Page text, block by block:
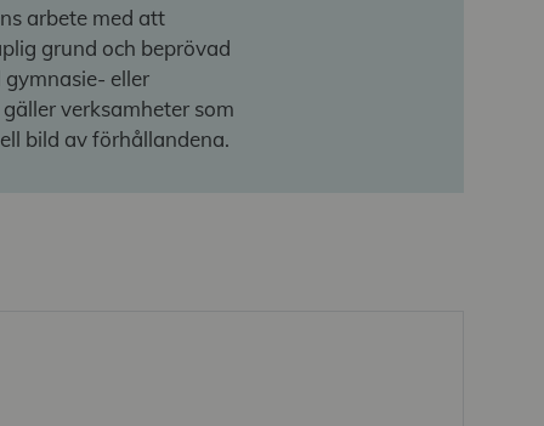
arbete med att
grund och beprövad
eller
verksamheter som
bild av förhållandena.